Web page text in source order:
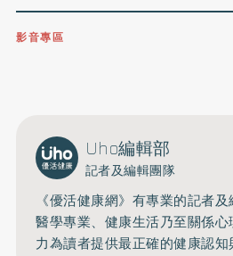
影音專區
Uho編輯部
記者及編輯團隊
《優活健康網》有專業的記者
醫學專業、健康生活乃至關係
力為讀者提供最正確的健康認知